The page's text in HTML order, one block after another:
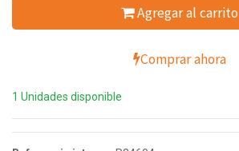
Agregar al carrito
Comprar ahora
1 Unidades disponible